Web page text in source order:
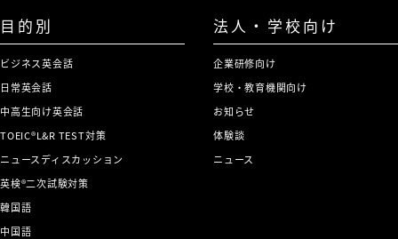
目的別
ビジネス英会話
日常英会話
中高生向け英会話
TOEIC®L&R TEST対策
ニュースディスカッション
英検®二次試験対策
韓国語
中国語
法人・学校向け
企業研修向け
学校・教育機関向け
お知らせ
体験談
ニュース